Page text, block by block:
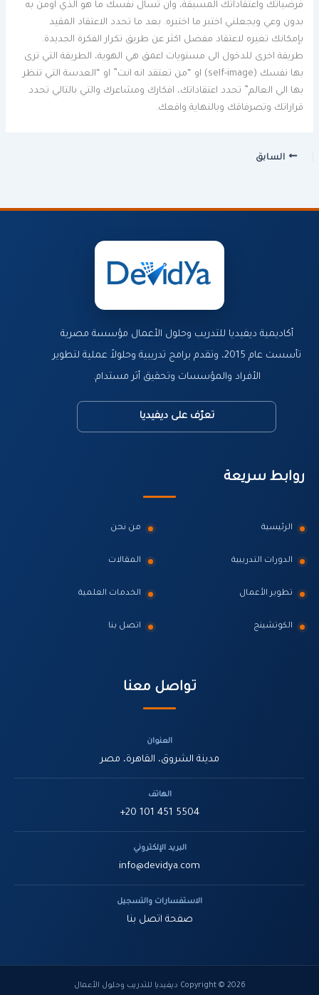
فرضياتك واعتقاداتك المسبقة، وان تسال نفسك ما هو الذي اومن به
بدون وعي ويجعلني اختبر ما اختبره. بعد ما تحدد الاعتقاد المقيد
بإمكانك تغيره لاعتقاد مفضل اكثر عن طريق تكرار الفكرة الجديدة.
طريقة اخرى للدخول الى مستويات اعمق هي الهوية، الطريقة التي ترى
بها نفسك (self-image) او “من تعتقد انه انت” او “العدسة التي تنظر
بها الي العالم” تحدد اعتقاداتك، افكارك ومشاعرك والتي بالتالي تحدد
قراراتك وتصرفاقك وبالنهاية واقعك.
السابق
أكاديمية ديفيديا للتدريب وحلول الأعمال مؤسسة مصرية
تأسست عام 2015، وتقدم برامج تدريبية وحلولاً عملية لتطوير
الأفراد والمؤسسات وتحقيق أثر مستدام.
تعرّف على ديفيديا
روابط سريعة
الرئيسية من نحن
الدورات التدريبية المقالات
تطوير الأعمال الخدمات العلمية
الكوتشينج اتصل بنا
تواصل معنا
العنوان
مدينة الشروق، القاهرة، مصر
الهاتف
+20 101 451 5504
البريد الإلكتروني
info@devidya.com
الاستفسارات والتسجيل
صفحة اتصل بنا
Copyright © 2026 ديفيديا للتدريب وحلول الأعمال